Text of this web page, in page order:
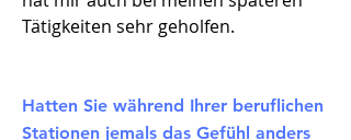
Tätigkeiten sehr geholfen.
Hatten Sie während Ihrer beruflichen
Stationen jemals das Gefühl anders